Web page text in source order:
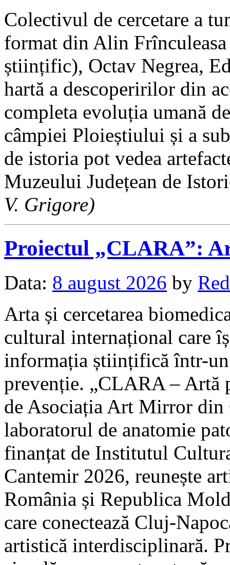
Colectivul de cercetare a
format din Alin
științific), Octav Negrea,
hartă a descoperirilor din
completa evoluția umană
câmpiei Ploieștiului și a
de istoria pot vedea
Muzeului Județean de
V. Grigore)
Proiectul „CLARA”:
Data: 8 august 2026 by
Arta și cercetarea
cultural internațional care
informația științifică într-
prevenție. „CLARA – Artă
de Asociația Art Mirror din
laboratorul de anatomie
finanțat de Institutul
Cantemir 2026, reunește
România și Republica
care conectează Cluj-
artistică interdisciplinară.